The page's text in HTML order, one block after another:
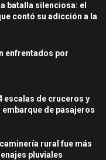
batalla silenciosa: el
contó su adicción a la
enfrentados por
escalas de cruceros y
de pasajeros
rural fue más
pluviales